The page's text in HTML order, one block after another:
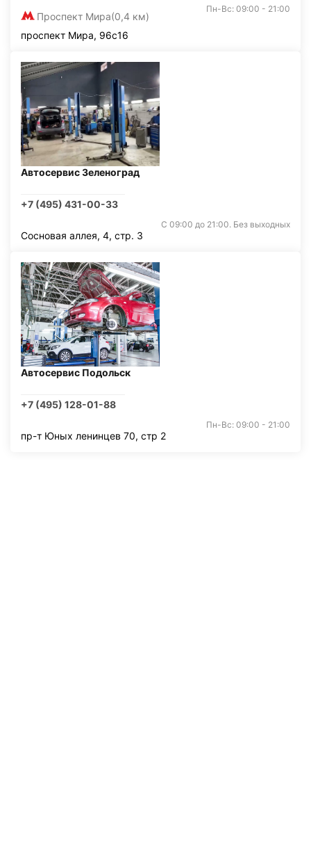
Проспект Мира(0,4 км)
Пн-Вс: 09:00 - 21:00
проспект Мира, 96с16
Автосервис Зеленоград
+7 (495) 431-00-33
С 09:00 до 21:00. Без выходных
Сосновая аллея, 4, стр. 3
Автосервис Подольск
+7 (495) 128-01-88
Пн-Вс: 09:00 - 21:00
пр-т Юных ленинцев 70, стр 2